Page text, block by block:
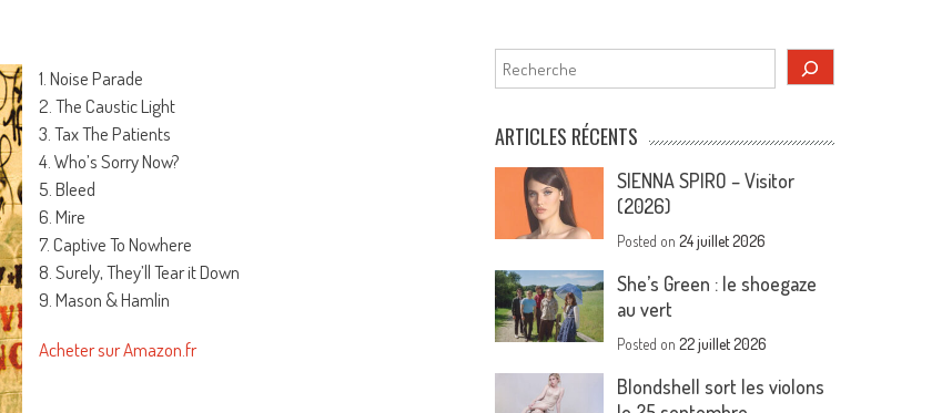
1. Noise Parade
2. The Caustic Light
3. Tax The Patients
4. Who’s Sorry Now?
5. Bleed
6. Mire
7. Captive To Nowhere
8. Surely, They’ll Tear it Down
9. Mason & Hamlin
Acheter sur Amazon.fr
Rechercher
ARTICLES RÉCENTS
SIENNA SPIRO – Visitor
(2026)
Posted on24 juillet 2026
She’s Green : le shoegaze
au vert
Posted on22 juillet 2026
Blondshell sort les violons